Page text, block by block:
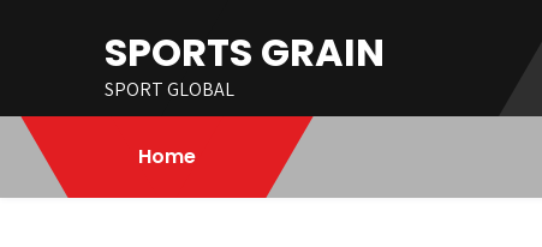
SPORTS GRAIN
SPORT GLOBAL
Home